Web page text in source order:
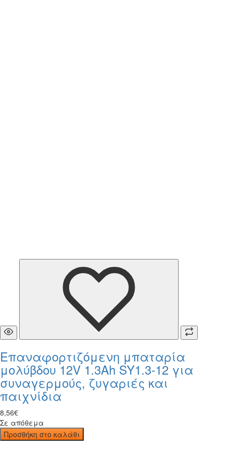
Επαναφορτιζόμενη μπαταρία
μολύβδου 12V 1.3Ah SY1.3-12 για
συναγερμούς, ζυγαριές και
παιχνίδια
8,56€
Σε απόθεμα
Προσθήκη στο καλάθι